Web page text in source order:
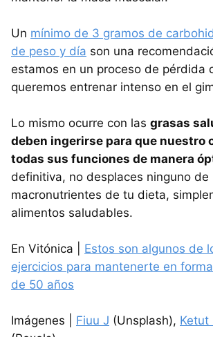
Un mínimo de 3 gramos de
de peso y día son una
estamos en un proceso de pérdida
queremos entrenar intenso en el
Lo mismo ocurre con las grasas
deben ingerirse para que nuestro
todas sus funciones de manera
definitiva, no desplaces ninguno de
macronutrientes de tu dieta,
alimentos saludables.
En Vitónica | Estos son algunos de
ejercicios para mantenerte en
de 50 años
Imágenes | Fiuu J (Unsplash), Ketut